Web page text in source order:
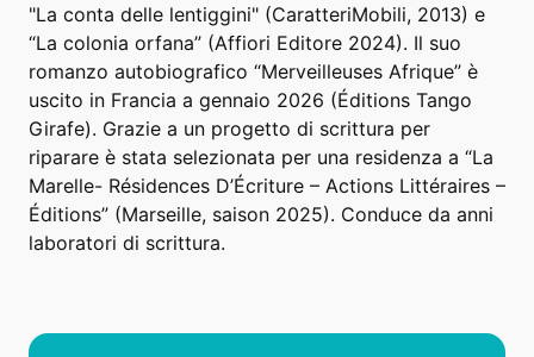
"La conta delle lentiggini" (CaratteriMobili, 2013) e
“La colonia orfana” (Affiori Editore 2024). Il suo
romanzo autobiografico “Merveilleuses Afrique” è
uscito in Francia a gennaio 2026 (Éditions Tango
Girafe). Grazie a un progetto di scrittura per
riparare è stata selezionata per una residenza a “La
Marelle- Résidences D’Écriture – Actions Littéraires –
Éditions” (Marseille, saison 2025). Conduce da anni
laboratori di scrittura.